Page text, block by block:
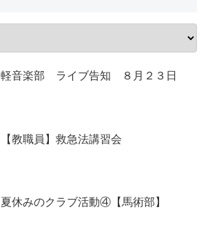
軽音楽部 ライブ告知 ８月２３日
【教職員】救急法講習会
夏休みのクラブ活動④【馬術部】